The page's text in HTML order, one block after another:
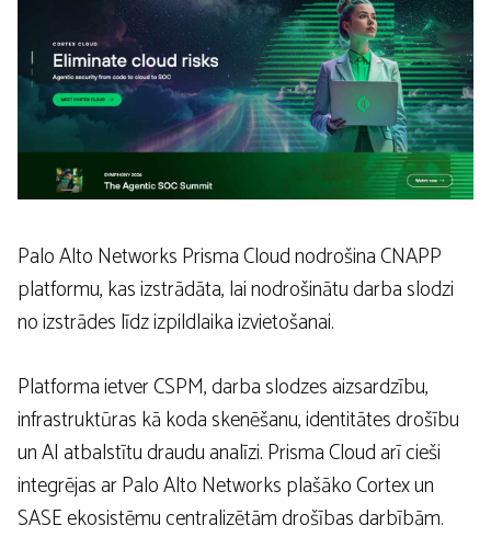
Palo Alto Networks Prisma Cloud nodrošina CNAPP
platformu, kas izstrādāta, lai nodrošinātu darba slodzi
no izstrādes līdz izpildlaika izvietošanai.
Platforma ietver CSPM, darba slodzes aizsardzību,
infrastruktūras kā koda skenēšanu, identitātes drošību
un AI atbalstītu draudu analīzi. Prisma Cloud arī cieši
integrējas ar Palo Alto Networks plašāko Cortex un
SASE ekosistēmu centralizētām drošības darbībām.